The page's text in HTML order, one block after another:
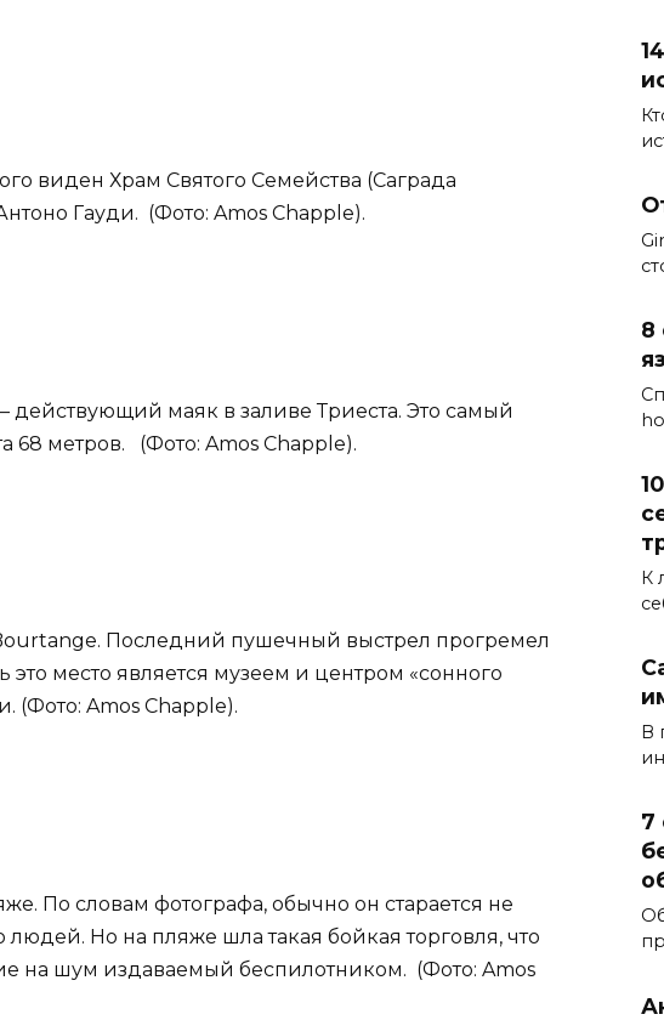
виден Храм Святого Семейства (Саграда
Гауди. (Фото: Amos Chapple).
маяк в заливе Триеста. Это самый
68 метров. (Фото: Amos Chapple).
Последний пушечный выстрел прогремел
это место является музеем и центром «сонного
(Фото: Amos Chapple).
По словам фотографа, обычно он старается не
людей. Но на пляже шла такая бойкая торговля, что
на шум издаваемый беспилотником. (Фото: Amos
8
К
В
7